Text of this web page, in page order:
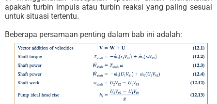
apakah turbin impuls atau turbin reaksi yang paling sesuai
untuk situasi tertentu.
Beberapa persamaan penting dalam bab ini adalah: